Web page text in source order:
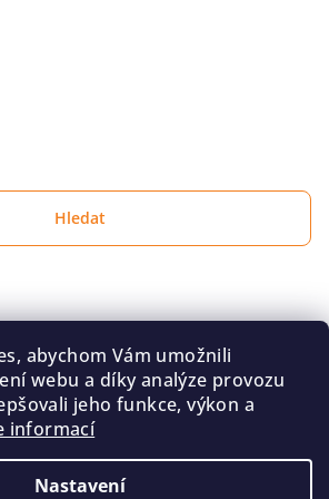
abychom Vám umožnili
webu a díky analýze provozu
jeho funkce, výkon a
informací
Nastavení
Hledat
údajů